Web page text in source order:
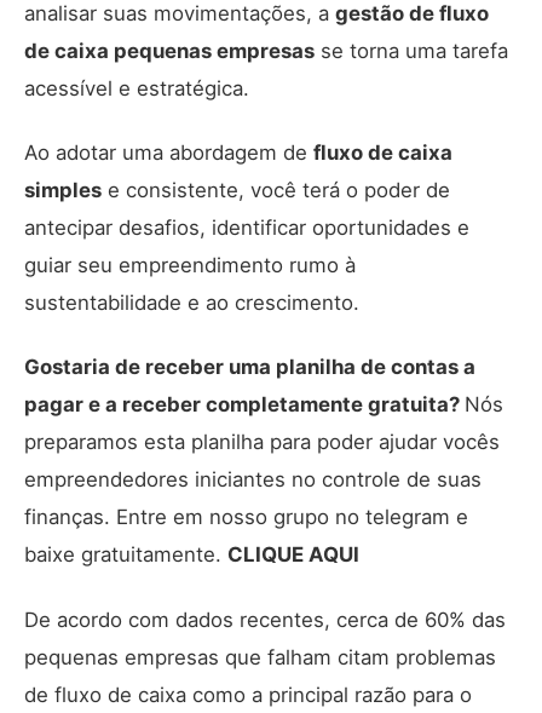
analisar suas movimentações, a gestão de fluxo
de caixa pequenas empresas se torna uma tarefa
acessível e estratégica.
Ao adotar uma abordagem de fluxo de caixa
simples e consistente, você terá o poder de
antecipar desafios, identificar oportunidades e
guiar seu empreendimento rumo à
sustentabilidade e ao crescimento.
Gostaria de receber uma planilha de contas a
pagar e a receber completamente gratuita? Nós
preparamos esta planilha para poder ajudar vocês
empreendedores iniciantes no controle de suas
finanças. Entre em nosso grupo no telegram e
baixe gratuitamente. CLIQUE AQUI
De acordo com dados recentes, cerca de 60% das
pequenas empresas que falham citam problemas
de fluxo de caixa como a principal razão para o